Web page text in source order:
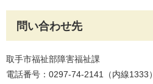
問い合わせ先
取手市福祉部障害福祉課
電話番号：0297-74-2141（内線1333）